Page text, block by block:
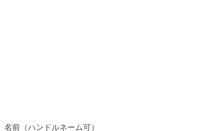
名前（ハンドルネーム可）